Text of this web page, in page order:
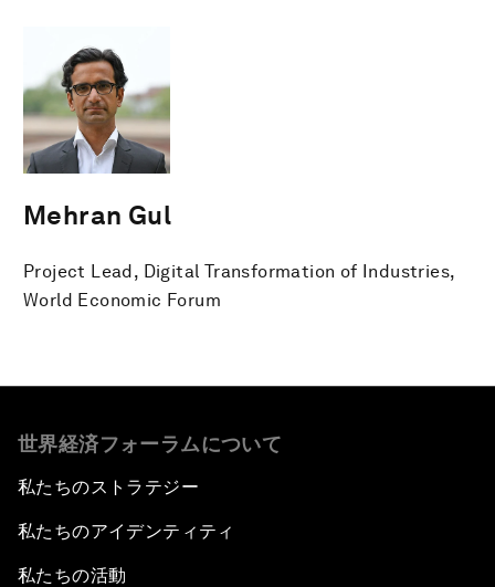
Mehran Gul
Project Lead, Digital Transformation of Industries,
World Economic Forum
世界経済フォーラムについて
私たちのストラテジー
私たちのアイデンティティ
私たちの活動